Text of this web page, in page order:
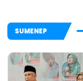
SUMENEP